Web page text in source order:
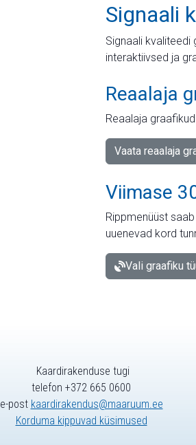
Signaali
Signaali
interaktiivsed ja
Reaalaja
Reaalaja
Vaata reaalaja
Viimase
Rippmenüüst
uuenevad kord
Vali graafiku
Kaardirakenduse tugi
telefon +372 665 0600
e-post kaardirakendus@maaruum.ee
Korduma kippuvad küsimused